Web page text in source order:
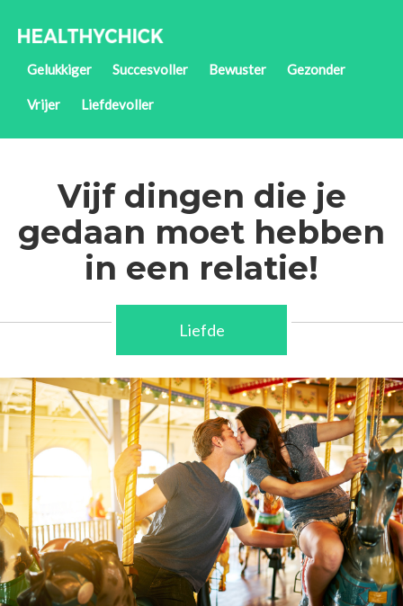
Gelukkiger Succesvoller Bewuster Gezonder
Vrijer Liefdevoller
Vijf dingen die je
gedaan moet hebben
in een relatie!
Liefde